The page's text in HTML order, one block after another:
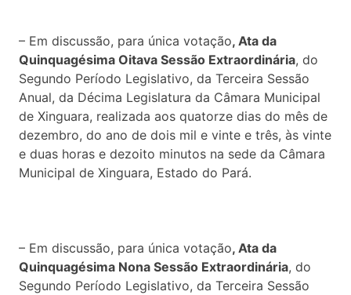
– Em discussão, para única votação, Ata da
Quinquagésima Oitava Sessão Extraordinária, do
Segundo Período Legislativo, da Terceira Sessão
Anual, da Décima Legislatura da Câmara Municipal
de Xinguara, realizada aos quatorze dias do mês de
dezembro, do ano de dois mil e vinte e três, às vinte
e duas horas e dezoito minutos na sede da Câmara
Municipal de Xinguara, Estado do Pará.
– Em discussão, para única votação, Ata da
Quinquagésima Nona Sessão Extraordinária, do
Segundo Período Legislativo, da Terceira Sessão